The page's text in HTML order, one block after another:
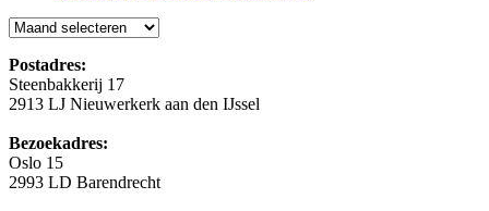
Blog
Postadres:
Steenbakkerij 17
2913 LJ Nieuwerkerk aan den IJssel
Bezoekadres:
Oslo 15
2993 LD Barendrecht